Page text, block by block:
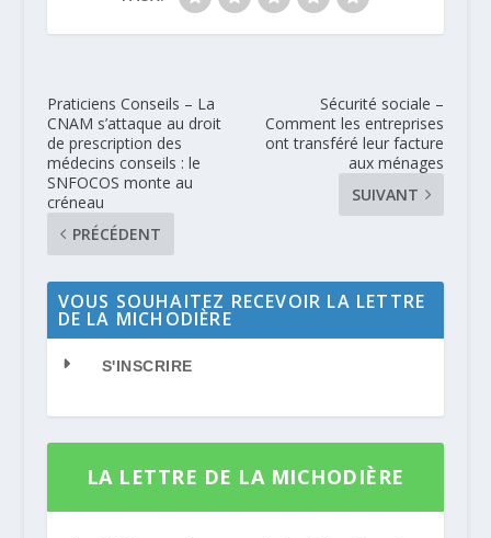
Praticiens Conseils – La
CNAM s’attaque au droit
de prescription des
médecins conseils : le
SNFOCOS monte au
créneau
PRÉCÉDENT
Sécurité sociale –
Comment les entreprises
ont transféré leur facture
aux ménages
SUIVANT
VOUS SOUHAITEZ RECEVOIR LA LETTRE
DE LA MICHODIÈRE
S'INSCRIRE
LA LETTRE DE LA MICHODIÈRE